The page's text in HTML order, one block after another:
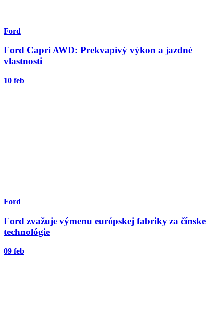
Ford
Ford Capri AWD: Prekvapivý výkon a jazdné
vlastnosti
10 feb
Ford
Ford zvažuje výmenu európskej fabriky za čínske
technológie
09 feb